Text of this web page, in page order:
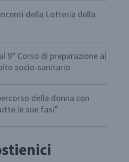
della Lotteria della
9° Corso di preparazione al
socio-sanitario
della donna con
le sue fasi”